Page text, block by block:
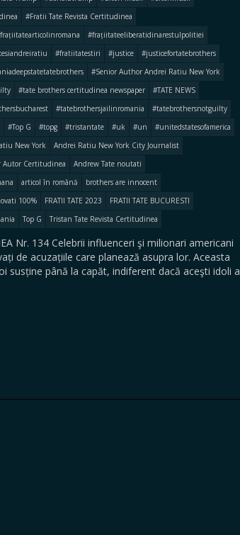
#Fratii Tate Revista Certitudinea
#frațiitateeliberatidinarestulpolitiei
#fratiitatestiri #justice
#justicefortatebrothers
#Senior Author Andrei Ratiu New York
#tate brothers certitudinea newspaper
#TATE NEWS
#tatebrothersjailinromania
#tatebrothersnotguilty
#Top G #topg #tristantate #uk #un
#unitedstatesofamerica
New York
Andrei Ratiu New York City Journalist
Autor Certitudinea
Andrew Tate noutati
articol în română
brothers are innocent
100% FRATII TATE 2023
FRATII TATE BUCURESTI
Top G Tristan Tate Revista Certitudinea
Nr. 134 Celebrii influenceri şi milionari americani
de acuzațiile care planează asupra lor. Aceasta
susține până la capăt, indiferent dacă aceşti idoli a